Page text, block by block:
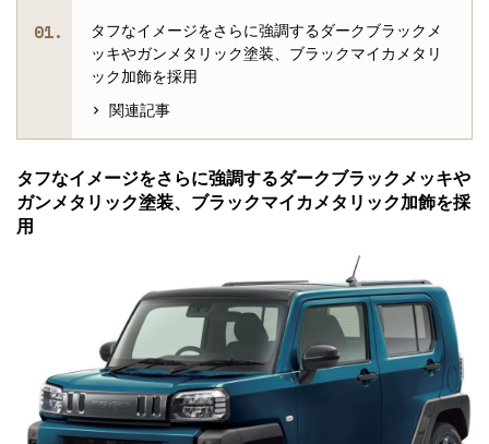
タフなイメージをさらに強調するダークブラックメ
ッキやガンメタリック塗装、ブラックマイカメタリ
ック加飾を採用
関連記事
タフなイメージをさらに強調するダークブラックメッキや
ガンメタリック塗装、ブラックマイカメタリック加飾を採
用